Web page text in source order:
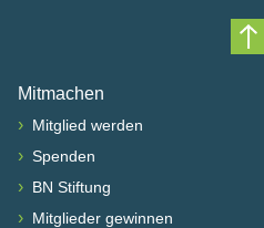
Mitmachen
› Mitglied werden
› Spenden
› BN Stiftung
› Mitglieder gewinnen